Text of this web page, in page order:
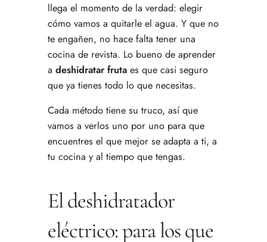
llega el momento de la verdad: elegir
cómo vamos a quitarle el agua. Y que no
te engañen, no hace falta tener una
cocina de revista. Lo bueno de aprender
a deshidratar fruta es que casi seguro
que ya tienes todo lo que necesitas.
Cada método tiene su truco, así que
vamos a verlos uno por uno para que
encuentres el que mejor se adapta a ti, a
tu cocina y al tiempo que tengas.
El deshidratador
eléctrico: para los que